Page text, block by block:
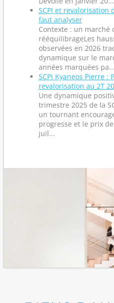
SCPI et revalorisation
faut analyser
Contexte : un marché
rééquilibrageLes
observées en 2026
dynamique sur le
années marquées pa...
SCPI Kyaneos Pierre :
revalorisation au 2T
Une dynamique
trimestre 2025 de la
un tournant
progresse et le prix
juil...